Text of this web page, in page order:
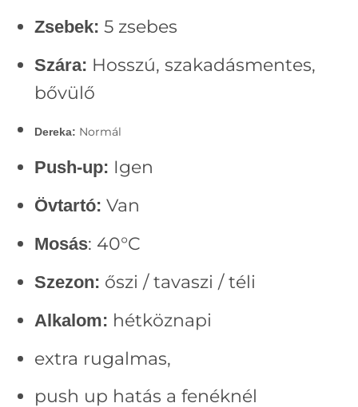
Zsebek:5 zsebes
Szára: Hosszú, szakadásmentes,
bővülő
Dereka: Normál
Push-up: Igen
Övtartó:Van
Mosás: 40°C
Szezon: őszi / tavaszi / téli
Alkalom: hétköznapi
extra rugalmas,
push up hatás a fenéknél